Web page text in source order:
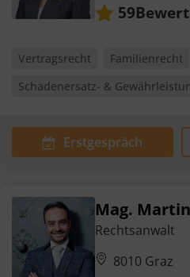
59
Vertragsrecht Familienrecht
Schadenersatz- &
Erstgespräch
Mag.
Rechtsanwalt
8010 Graz